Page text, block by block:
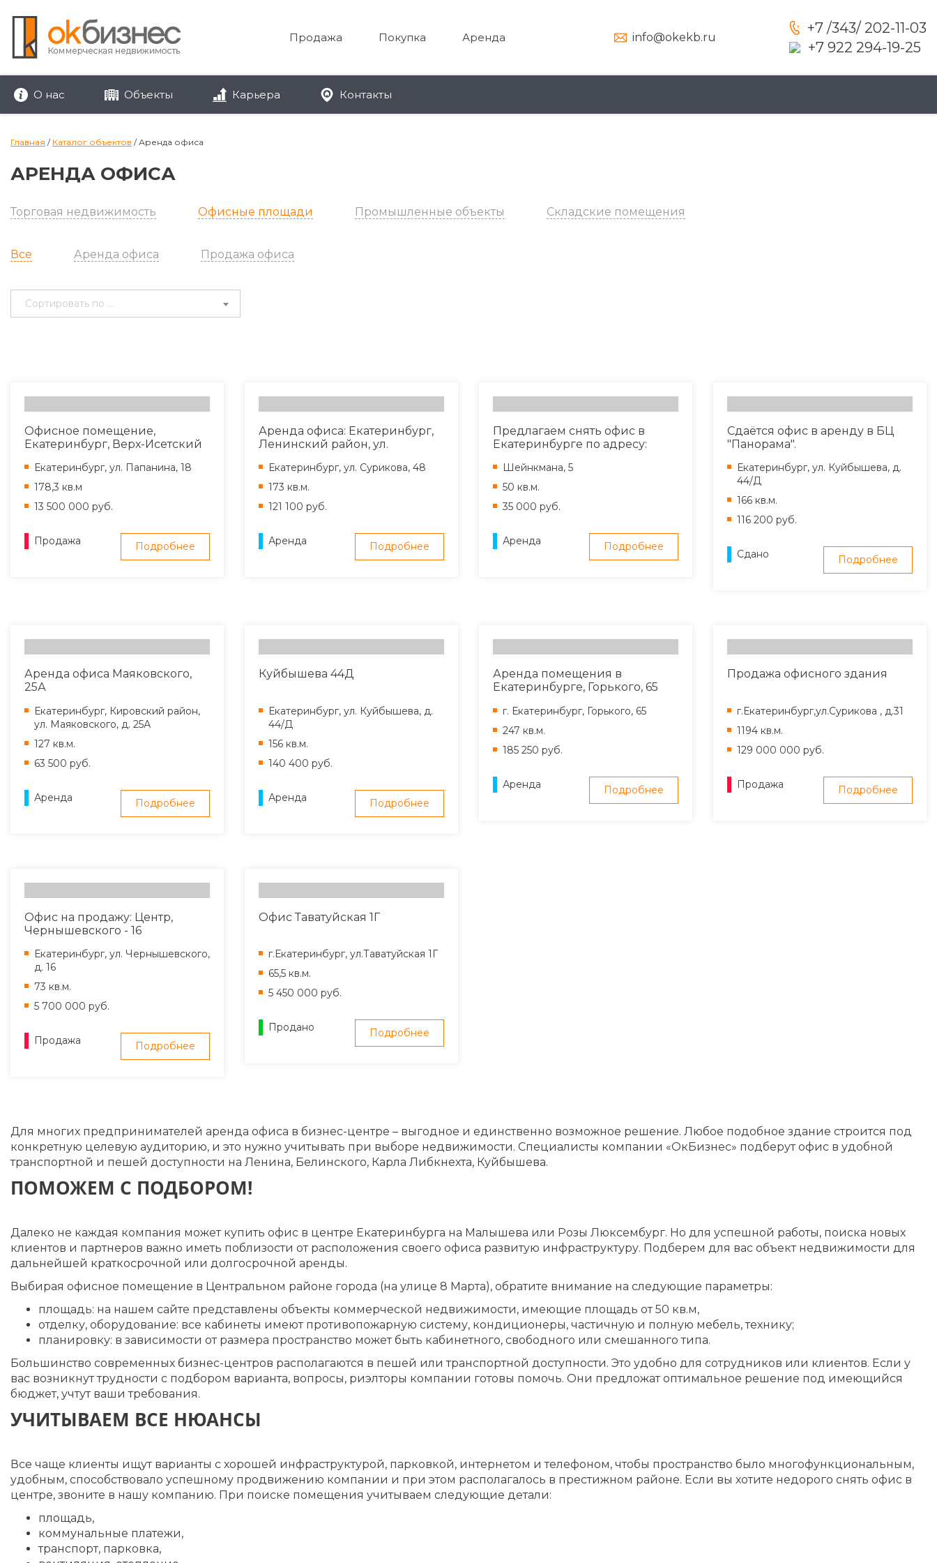
Продажа Покупка Аренда info@okekb.ru
+7 /343/ 202-11-03
+7 922 294-19-25
О нас Объекты Карьера Контакты
Главная / Каталог объектов /Аренда офиса
АРЕНДА ОФИСА
Торговая недвижимость Офисные площади Промышленные объекты Складские помещения
Все Аренда офиса Продажа офиса
Сортировать по ...
Офисное помещение,
Екатеринбург, Верх-Исетский
Екатеринбург, ул. Папанина, 18
178,3 кв.м
13 500 000 руб.
Продажа Подробнее
Аренда офиса: Екатеринбург,
Ленинский район, ул.
Екатеринбург, ул. Сурикова, 48
173 кв.м.
121 100 руб.
Аренда Подробнее
Предлагаем снять офис в
Екатеринбурге по адресу:
Шейнкмана, 5
50 кв.м.
35 000 руб.
Аренда Подробнее
Сдаётся офис в аренду в БЦ
"Панорама".
Екатеринбург, ул. Куйбышева, д.
44/Д
166 кв.м.
116 200 руб.
Сдано Подробнее
Аренда офиса Маяковского,
25А
Екатеринбург, Кировский район,
ул. Маяковского, д. 25А
127 кв.м.
63 500 руб.
Аренда Подробнее
Куйбышева 44Д
Екатеринбург, ул. Куйбышева, д.
44/Д
156 кв.м.
140 400 руб.
Аренда Подробнее
Аренда помещения в
Екатеринбурге, Горького, 65
г. Екатеринбург, Горького, 65
247 кв.м.
185 250 руб.
Аренда Подробнее
Продажа офисного здания
г.Екатеринбург,ул.Сурикова , д.31
1194 кв.м.
129 000 000 руб.
Продажа Подробнее
Офис на продажу: Центр,
Чернышевского - 16
Екатеринбург, ул. Чернышевского,
д. 16
73 кв.м.
5 700 000 руб.
Продажа Подробнее
Офис Таватуйская 1Г
г.Екатеринбург, ул.Таватуйская 1Г
65,5 кв.м.
5 450 000 руб.
Продано Подробнее
Для многих предпринимателей аренда офиса в бизнес-центре – выгодное и единственно возможное решение. Любое подобное здание строится под
конкретную целевую аудиторию, и это нужно учитывать при выборе недвижимости. Специалисты компании «ОкБизнес» подберут офис в удобной
транспортной и пешей доступности на Ленина, Белинского, Карла Либкнехта, Куйбышева.
ПОМОЖЕМ С ПОДБОРОМ!
Далеко не каждая компания может купить офис в центре Екатеринбурга на Малышева или Розы Люксембург. Но для успешной работы, поиска новых
клиентов и партнеров важно иметь поблизости от расположения своего офиса развитую инфраструктуру. Подберем для вас объект недвижимости для
дальнейшей краткосрочной или долгосрочной аренды.
Выбирая офисное помещение в Центральном районе города (на улице 8 Марта), обратите внимание на следующие параметры:
площадь: на нашем сайте представлены объекты коммерческой недвижимости, имеющие площадь от 50 кв.м,
отделку, оборудование: все кабинеты имеют противопожарную систему, кондиционеры, частичную и полную мебель, технику;
планировку: в зависимости от размера пространство может быть кабинетного, свободного или смешанного типа.
Большинство современных бизнес-центров располагаются в пешей или транспортной доступности. Это удобно для сотрудников или клиентов. Если у
вас возникнут трудности с подбором варианта, вопросы, риэлторы компании готовы помочь. Они предложат оптимальное решение под имеющийся
бюджет, учтут ваши требования.
УЧИТЫВАЕМ ВСЕ НЮАНСЫ
Все чаще клиенты ищут варианты с хорошей инфраструктурой, парковкой, интернетом и телефоном, чтобы пространство было многофункциональным,
удобным, способствовало успешному продвижению компании и при этом располагалось в престижном районе. Если вы хотите недорого снять офис в
центре, звоните в нашу компанию. При поиске помещения учитываем следующие детали:
площадь,
коммунальные платежи,
транспорт, парковка,